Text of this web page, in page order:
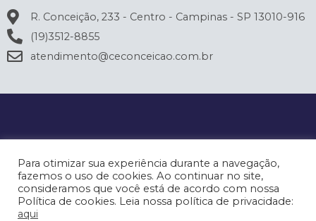
R. Conceição, 233 - Centro - Campinas - SP 13010-916
(19)3512-8855
atendimento@ceconceicao.com.br
Para otimizar sua experiência durante a navegação,
fazemos o uso de cookies. Ao continuar no site,
consideramos que você está de acordo com nossa
Política de cookies. Leia nossa política de privacidade:
aqui